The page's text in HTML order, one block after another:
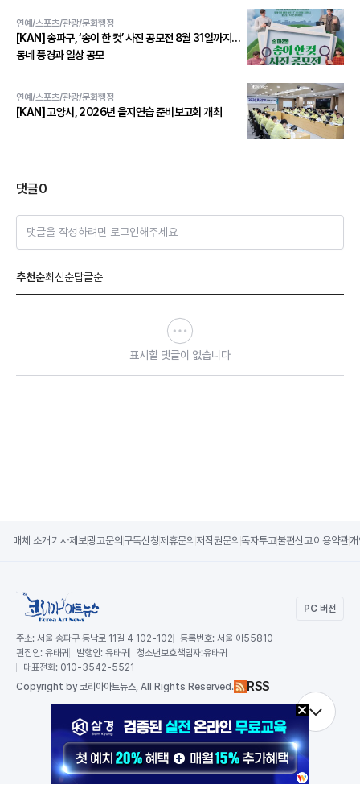
연예/스포츠/관광/문화행정
[KAN] 송파구, ‘송이 한 컷’ 사진 공모전 8월 31일까지…
동네 풍경과 일상 공모
연예/스포츠/관광/문화행정
[KAN] 고양시, 2026년 을지연습 준비보고회 개최
댓글0
댓글을 작성하려면 로그인해주세요
추천순최신순답글순
표시할 댓글이 없습니다
매체 소개 기사제보광고문의 구독신청제휴문의 저작권문의 독자투고불편신고이용약관
PC 버전
주소: 서울 송파구 동남로 11길 4 102-102 등록번호: 서울 아55810
편집인: 유태귀 발행인: 유태귀 청소년보호책임자:유태귀
대표전화: 010-3542-5521
Copyright by 코리아아트뉴스, All Rights Reserved. RSS